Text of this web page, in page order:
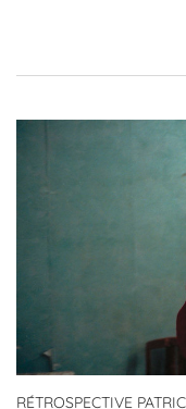
RÉTROSPECTIVE